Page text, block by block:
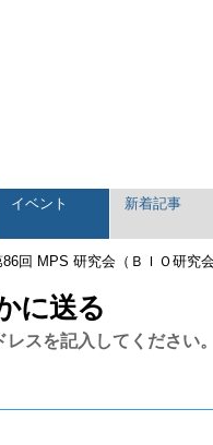
イベント 新着記事
86回 MPS 研究会（ＢＩＯ研究会
に送る
スを記入してください